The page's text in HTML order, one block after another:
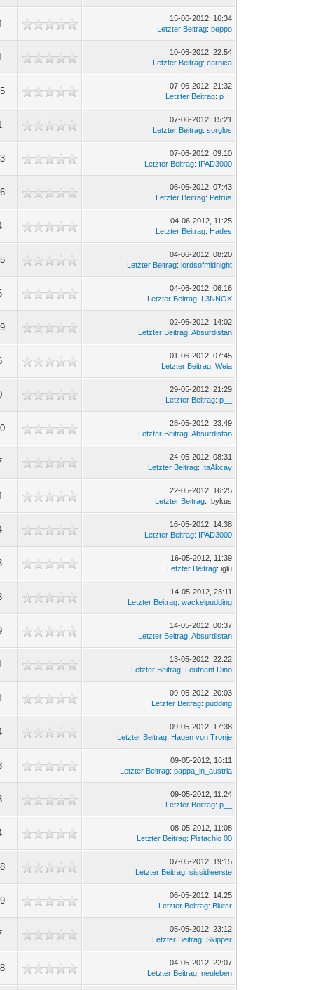
15-06-2012, 16:34
Letzter Beitrag:beppo
10-06-2012, 22:54
Letzter Beitrag:carnica
07-06-2012, 21:32
Letzter Beitrag:p__
07-06-2012, 15:21
Letzter Beitrag:sorglos
07-06-2012, 09:10
Letzter Beitrag: IPAD3000
06-06-2012, 07:43
Letzter Beitrag: Petrus
04-06-2012, 11:25
Letzter Beitrag: Hades
04-06-2012, 08:20
Letzter Beitrag:lordsofmidnight
04-06-2012, 06:16
Letzter Beitrag: L3NNOX
02-06-2012, 14:02
Letzter Beitrag:Absurdistan
01-06-2012, 07:45
Letzter Beitrag:Weia
29-05-2012, 21:29
Letzter Beitrag:p__
28-05-2012, 23:49
Letzter Beitrag:Absurdistan
24-05-2012, 08:31
Letzter Beitrag: ItaAkcay
22-05-2012, 16:25
Letzter Beitrag: Ibykus
16-05-2012, 14:38
Letzter Beitrag: IPAD3000
16-05-2012, 11:39
Letzter Beitrag: iglu
14-05-2012, 23:11
Letzter Beitrag:wackelpudding
14-05-2012, 00:37
Letzter Beitrag:Absurdistan
13-05-2012, 22:22
Letzter Beitrag: Leutnant Dino
09-05-2012, 20:03
Letzter Beitrag:pudding
09-05-2012, 17:38
Letzter Beitrag: Hagen von Tronje
09-05-2012, 16:11
Letzter Beitrag:pappa_in_austria
09-05-2012, 11:24
Letzter Beitrag:p__
08-05-2012, 11:08
Letzter Beitrag: Pistachio 00
07-05-2012, 19:15
Letzter Beitrag:sissidieerste
06-05-2012, 14:25
Letzter Beitrag: Bluter
05-05-2012, 23:12
Letzter Beitrag:Skipper
04-05-2012, 22:07
Letzter Beitrag:neuleben